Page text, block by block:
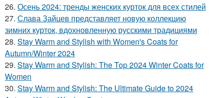
26. Осень 2024: тренды женских курток для всех стилей
27. Слава Зайцев представляет новую коллекцию
зимних курток, вдохновленную русскими традициями
28. Stay Warm and Stylish with Women's Coats for
Autumn/Winter 2024
29. Stay Warm and Stylish: The Top 2024 Winter Coats for
Women
30. Stay Warm and Stylish: The Ultimate Guide to 2024